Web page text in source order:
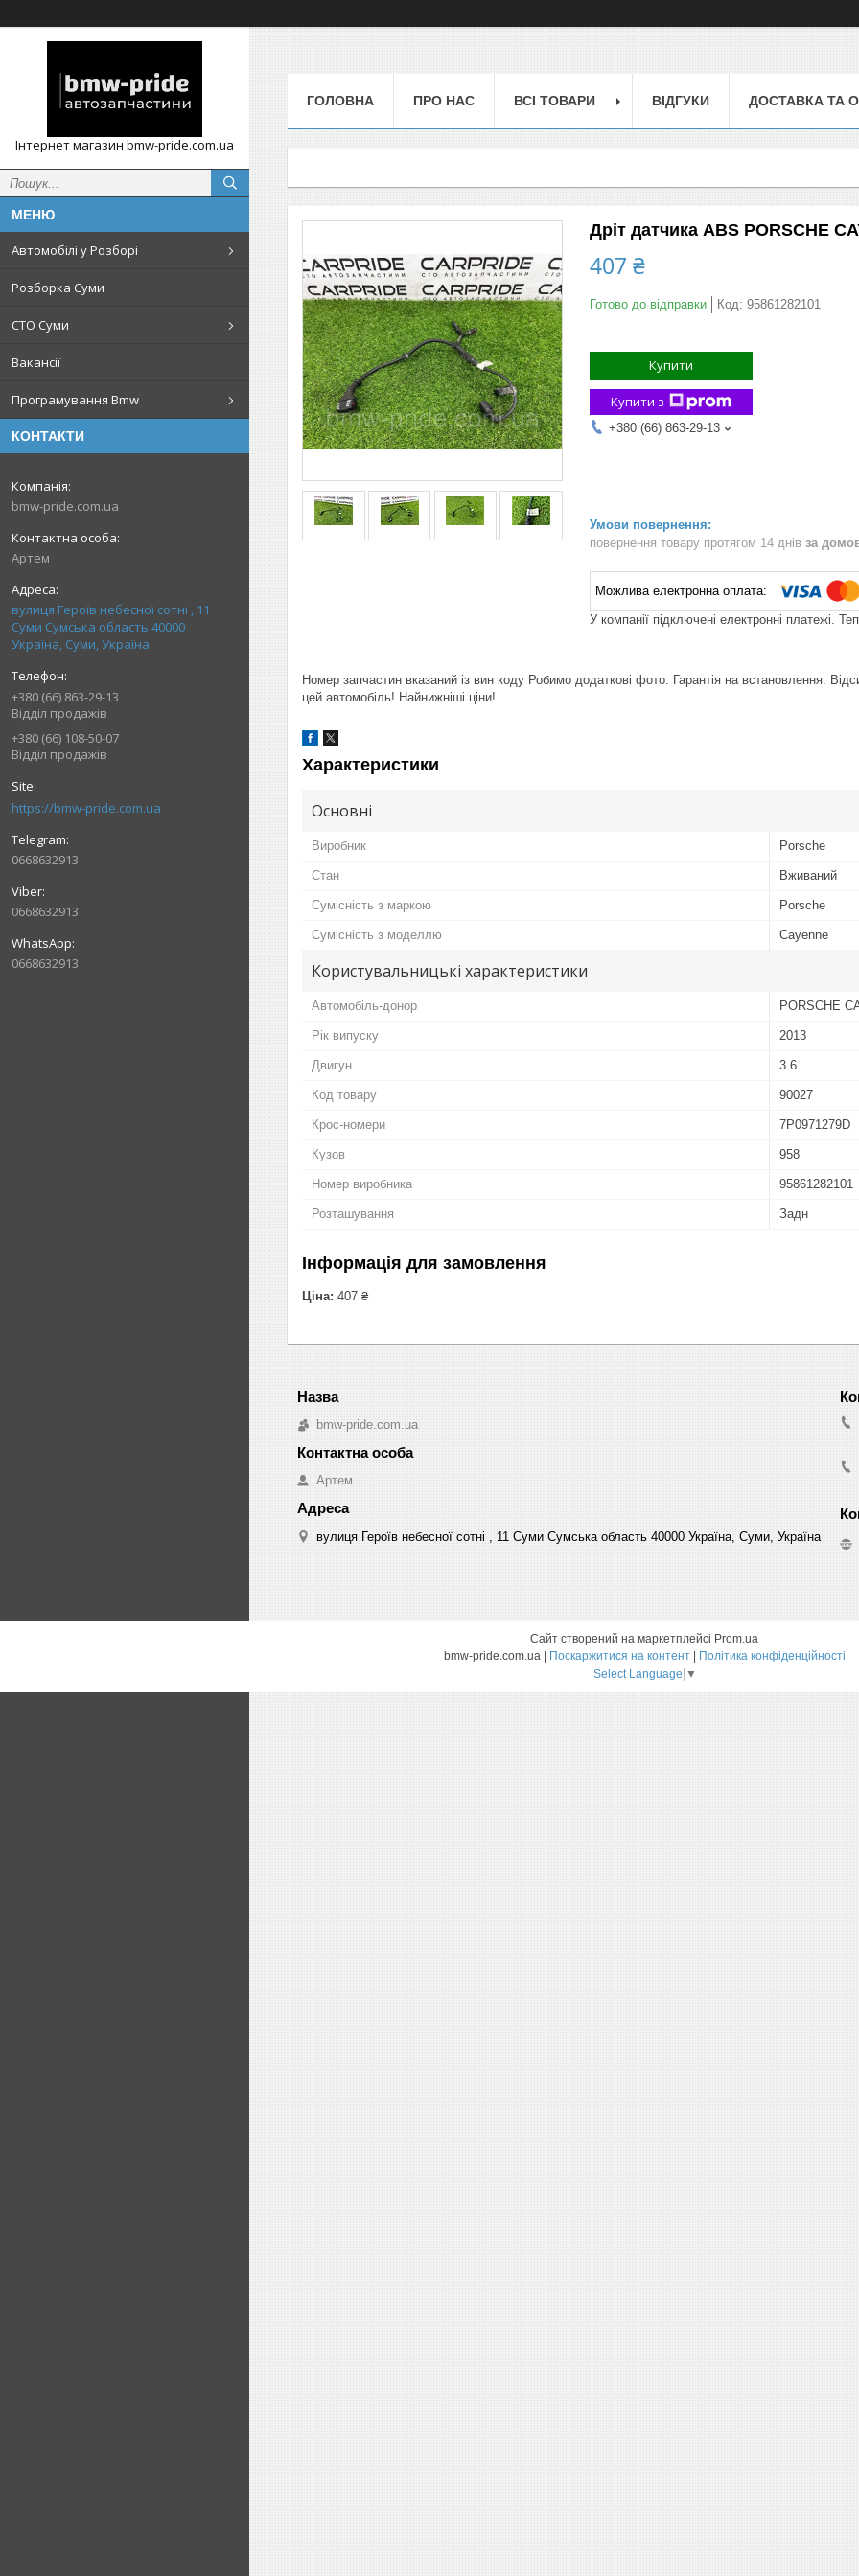
Інтернет магазин bmw-pride.com.ua
Автомобілі у Розборі
Розборка Суми
СТО Суми
Вакансії
Програмування Bmw
КОНТАКТИ
bmw-pride.com.ua
Артем
вулиця Героїв небесної сотні , 11
Суми Сумська область 40000
Україна, Суми, Україна
+380 (66) 863-29-13
Відділ продажів
+380 (66) 108-50-07
Відділ продажів
https://bmw-pride.com.ua
0668632913
0668632913
0668632913
ГОЛОВНА ПРО НАС ВСІ ТОВАРИ ВІДГУКИ ДОСТАВКА ТА
Дріт датчика ABS PORSCHE
407 ₴
Готово до відправки Код: 95861282101
Купити
Купити з
+380 (66) 863-29-13
повернення товару протягом 14 днів за
У компанії підключені електронні платежі.
Номер запчастин вказаний із вин коду Робимо додаткові фото. Гарантія на встановлення.
цей автомобіль! Найнижніші ціни!
Характеристики
Основні
Виробник Porsche
Стан Вживаний
Сумісність з маркою Porsche
Сумісність з моделлю Cayenne
Користувальницькі характеристики
Автомобіль-донор PORSCHE
Рік випуску 2013
Двигун 3.6
Код товару 90027
Крос-номери 7P0971279D
Кузов 958
Номер виробника 95861282101
Розташування Задн
Інформація для замовлення
Ціна: 407 ₴
bmw-pride.com.ua
Артем
вулиця Героїв небесної сотні , 11 Суми Сумська область 40000 Україна, Суми, Україна
Сайт створений на маркетплейсі Prom.ua
Поскаржитися на контент
Політика конфіденційності
Select Language ▼